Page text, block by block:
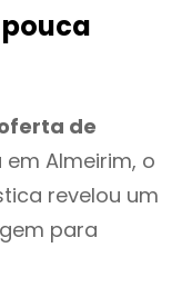
de
Almeirim, o
revelou um
para